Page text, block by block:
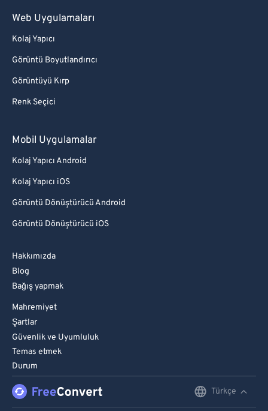
Web Uygulamaları
Kolaj Yapıcı
Görüntü Boyutlandırıcı
Görüntüyü Kırp
Renk Seçici
Mobil Uygulamalar
Kolaj Yapıcı Android
Kolaj Yapıcı iOS
Görüntü Dönüştürücü Android
Görüntü Dönüştürücü iOS
Hakkımızda
Blog
Bağış yapmak
Mahremiyet
Şartlar
Güvenlik ve Uyumluluk
Temas etmek
Durum
Türkçe